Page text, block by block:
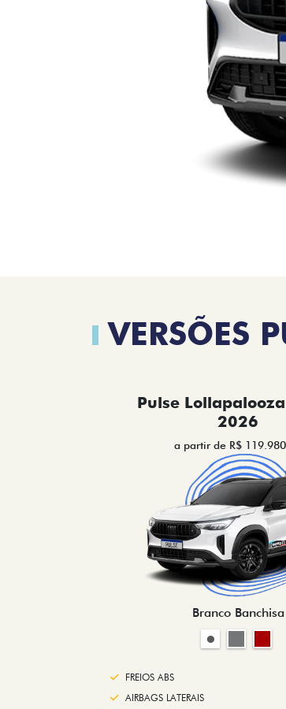
VERSÕES
Pulse
2026
a partir de R$
Branco Banchisa
FREIOS ABS
AIRBAGS LATERAIS